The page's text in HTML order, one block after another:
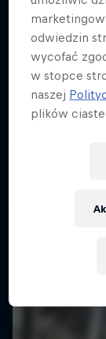
odwiedzin
wycofać
w stopce
naszej
plików